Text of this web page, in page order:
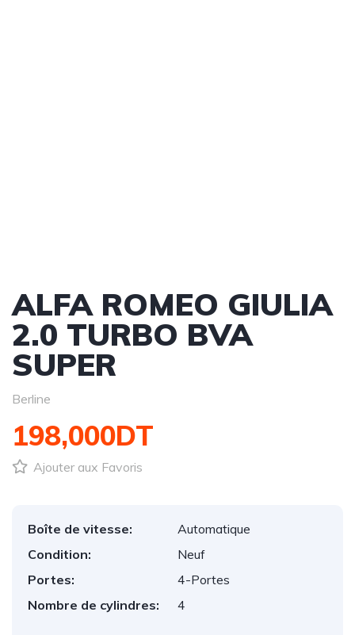
ALFA ROMEO GIULIA
2.0 TURBO BVA
SUPER
Berline
198,000DT
Ajouter aux Favoris
Boîte de vitesse:
Automatique
Condition:
Neuf
Portes:
4-Portes
Nombre de cylindres:
4